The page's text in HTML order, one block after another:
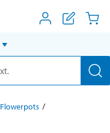
Flowerpots